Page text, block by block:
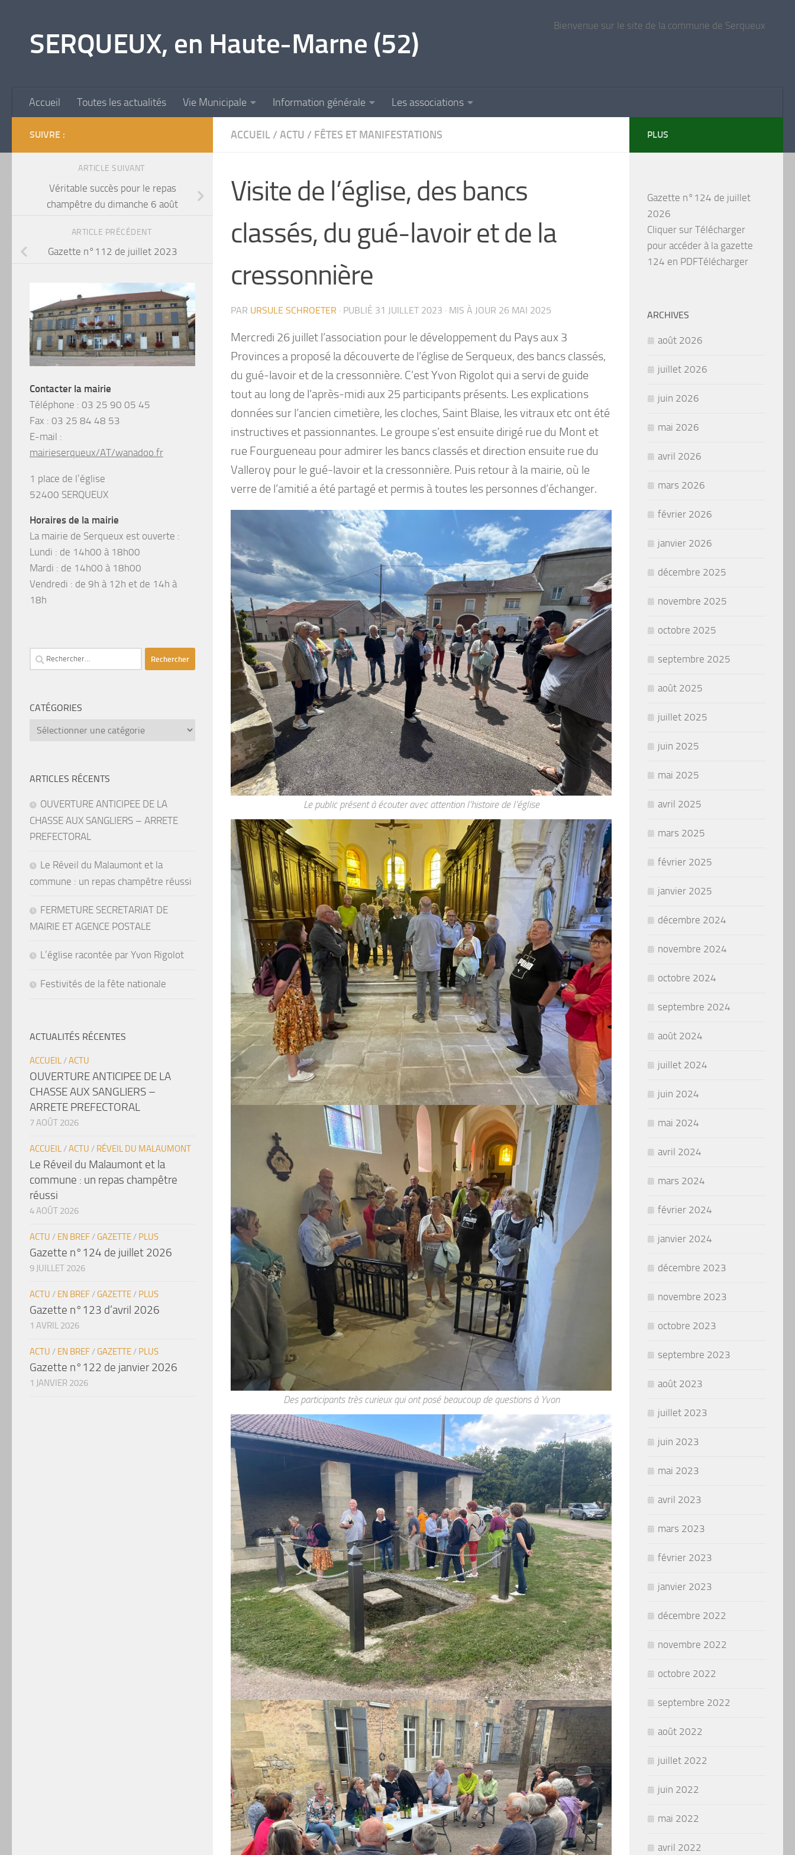
SERQUEUX, en Haute-Marne (52)
Bienvenue sur le site de la commune de Serqueux
Accueil Toutes les actualités Vie Municipale Information générale Les associations
ACCUEIL / ACTU / FÊTES ET MANIFESTATIONS
Visite de l’église, des bancs
classés, du gué-lavoir et de la
cressonnière
PAR URSULE SCHROETER · PUBLIÉ 31 JUILLET 2023 · MIS À JOUR 26 MAI 2025
Mercredi 26 juillet l’association pour le développement du Pays aux 3
Provinces a proposé la découverte de l’église de Serqueux, des bancs classés,
du gué-lavoir et de la cressonnière. C’est Yvon Rigolot qui a servi de guide
tout au long de l’après-midi aux 25 participants présents. Les explications
données sur l’ancien cimetière, les cloches, Saint Blaise, les vitraux etc ont été
instructives et passionnantes. Le groupe s’est ensuite dirigé rue du Mont et
rue Fourgueneau pour admirer les bancs classés et direction ensuite rue du
Valleroy pour le gué-lavoir et la cressonnière. Puis retour à la mairie, où le
verre de l’amitié a été partagé et permis à toutes les personnes d’échanger.
Le public présent à écouter avec attention l’histoire de l’église
Des participants très curieux qui ont posé beaucoup de questions à Yvon
SUIVRE :
ARTICLE SUIVANT
Véritable succès pour le repas
champêtre du dimanche 6 août
ARTICLE PRÉCÉDENT
Gazette n°112 de juillet 2023
Contacter la mairie
Téléphone : 03 25 90 05 45
Fax : 03 25 84 48 53
E-mail :
mairieserqueux/AT/wanadoo.fr
1 place de l’église
52400 SERQUEUX
Horaires de la mairie
La mairie de Serqueux est ouverte :
Lundi : de 14h00 à 18h00
Mardi : de 14h00 à 18h00
Vendredi : de 9h à 12h et de 14h à
18h
Rechercher :
CATÉGORIES
catégories
ARTICLES RÉCENTS
OUVERTURE ANTICIPEE DE LA
CHASSE AUX SANGLIERS – ARRETE
PREFECTORAL
Le Réveil du Malaumont et la
commune : un repas champêtre réussi
FERMETURE SECRETARIAT DE
MAIRIE ET AGENCE POSTALE
L’église racontée par Yvon Rigolot
Festivités de la fête nationale
ACTUALITÉS RÉCENTES
ACCUEIL/ACTU
OUVERTURE ANTICIPEE DE LA
CHASSE AUX SANGLIERS –
ARRETE PREFECTORAL
7 AOÛT 2026
ACCUEIL/ACTU / RÉVEIL DU MALAUMONT
Le Réveil du Malaumont et la
commune : un repas champêtre
réussi
4 AOÛT 2026
ACTU / EN BREF/GAZETTE/ PLUS
Gazette n°124 de juillet 2026
9 JUILLET 2026
ACTU / EN BREF/GAZETTE/ PLUS
Gazette n°123 d’avril 2026
1 AVRIL 2026
ACTU / EN BREF/GAZETTE/ PLUS
Gazette n°122 de janvier 2026
1 JANVIER 2026
PLUS
Gazette n°124 de juillet
2026
Cliquer sur Télécharger
pour accéder à la gazette
124 en PDFTélécharger
ARCHIVES
août 2026
juillet 2026
juin 2026
mai 2026
avril 2026
mars 2026
février 2026
janvier 2026
décembre 2025
novembre 2025
octobre 2025
septembre 2025
août 2025
juillet 2025
juin 2025
mai 2025
avril 2025
mars 2025
février 2025
janvier 2025
décembre 2024
novembre 2024
octobre 2024
septembre 2024
août 2024
juillet 2024
juin 2024
mai 2024
avril 2024
mars 2024
février 2024
janvier 2024
décembre 2023
novembre 2023
octobre 2023
septembre 2023
août 2023
juillet 2023
juin 2023
mai 2023
avril 2023
mars 2023
février 2023
janvier 2023
décembre 2022
novembre 2022
octobre 2022
septembre 2022
août 2022
juillet 2022
juin 2022
mai 2022
avril 2022